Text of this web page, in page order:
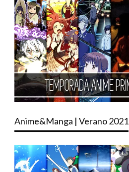
Anime&Manga | Verano 2021